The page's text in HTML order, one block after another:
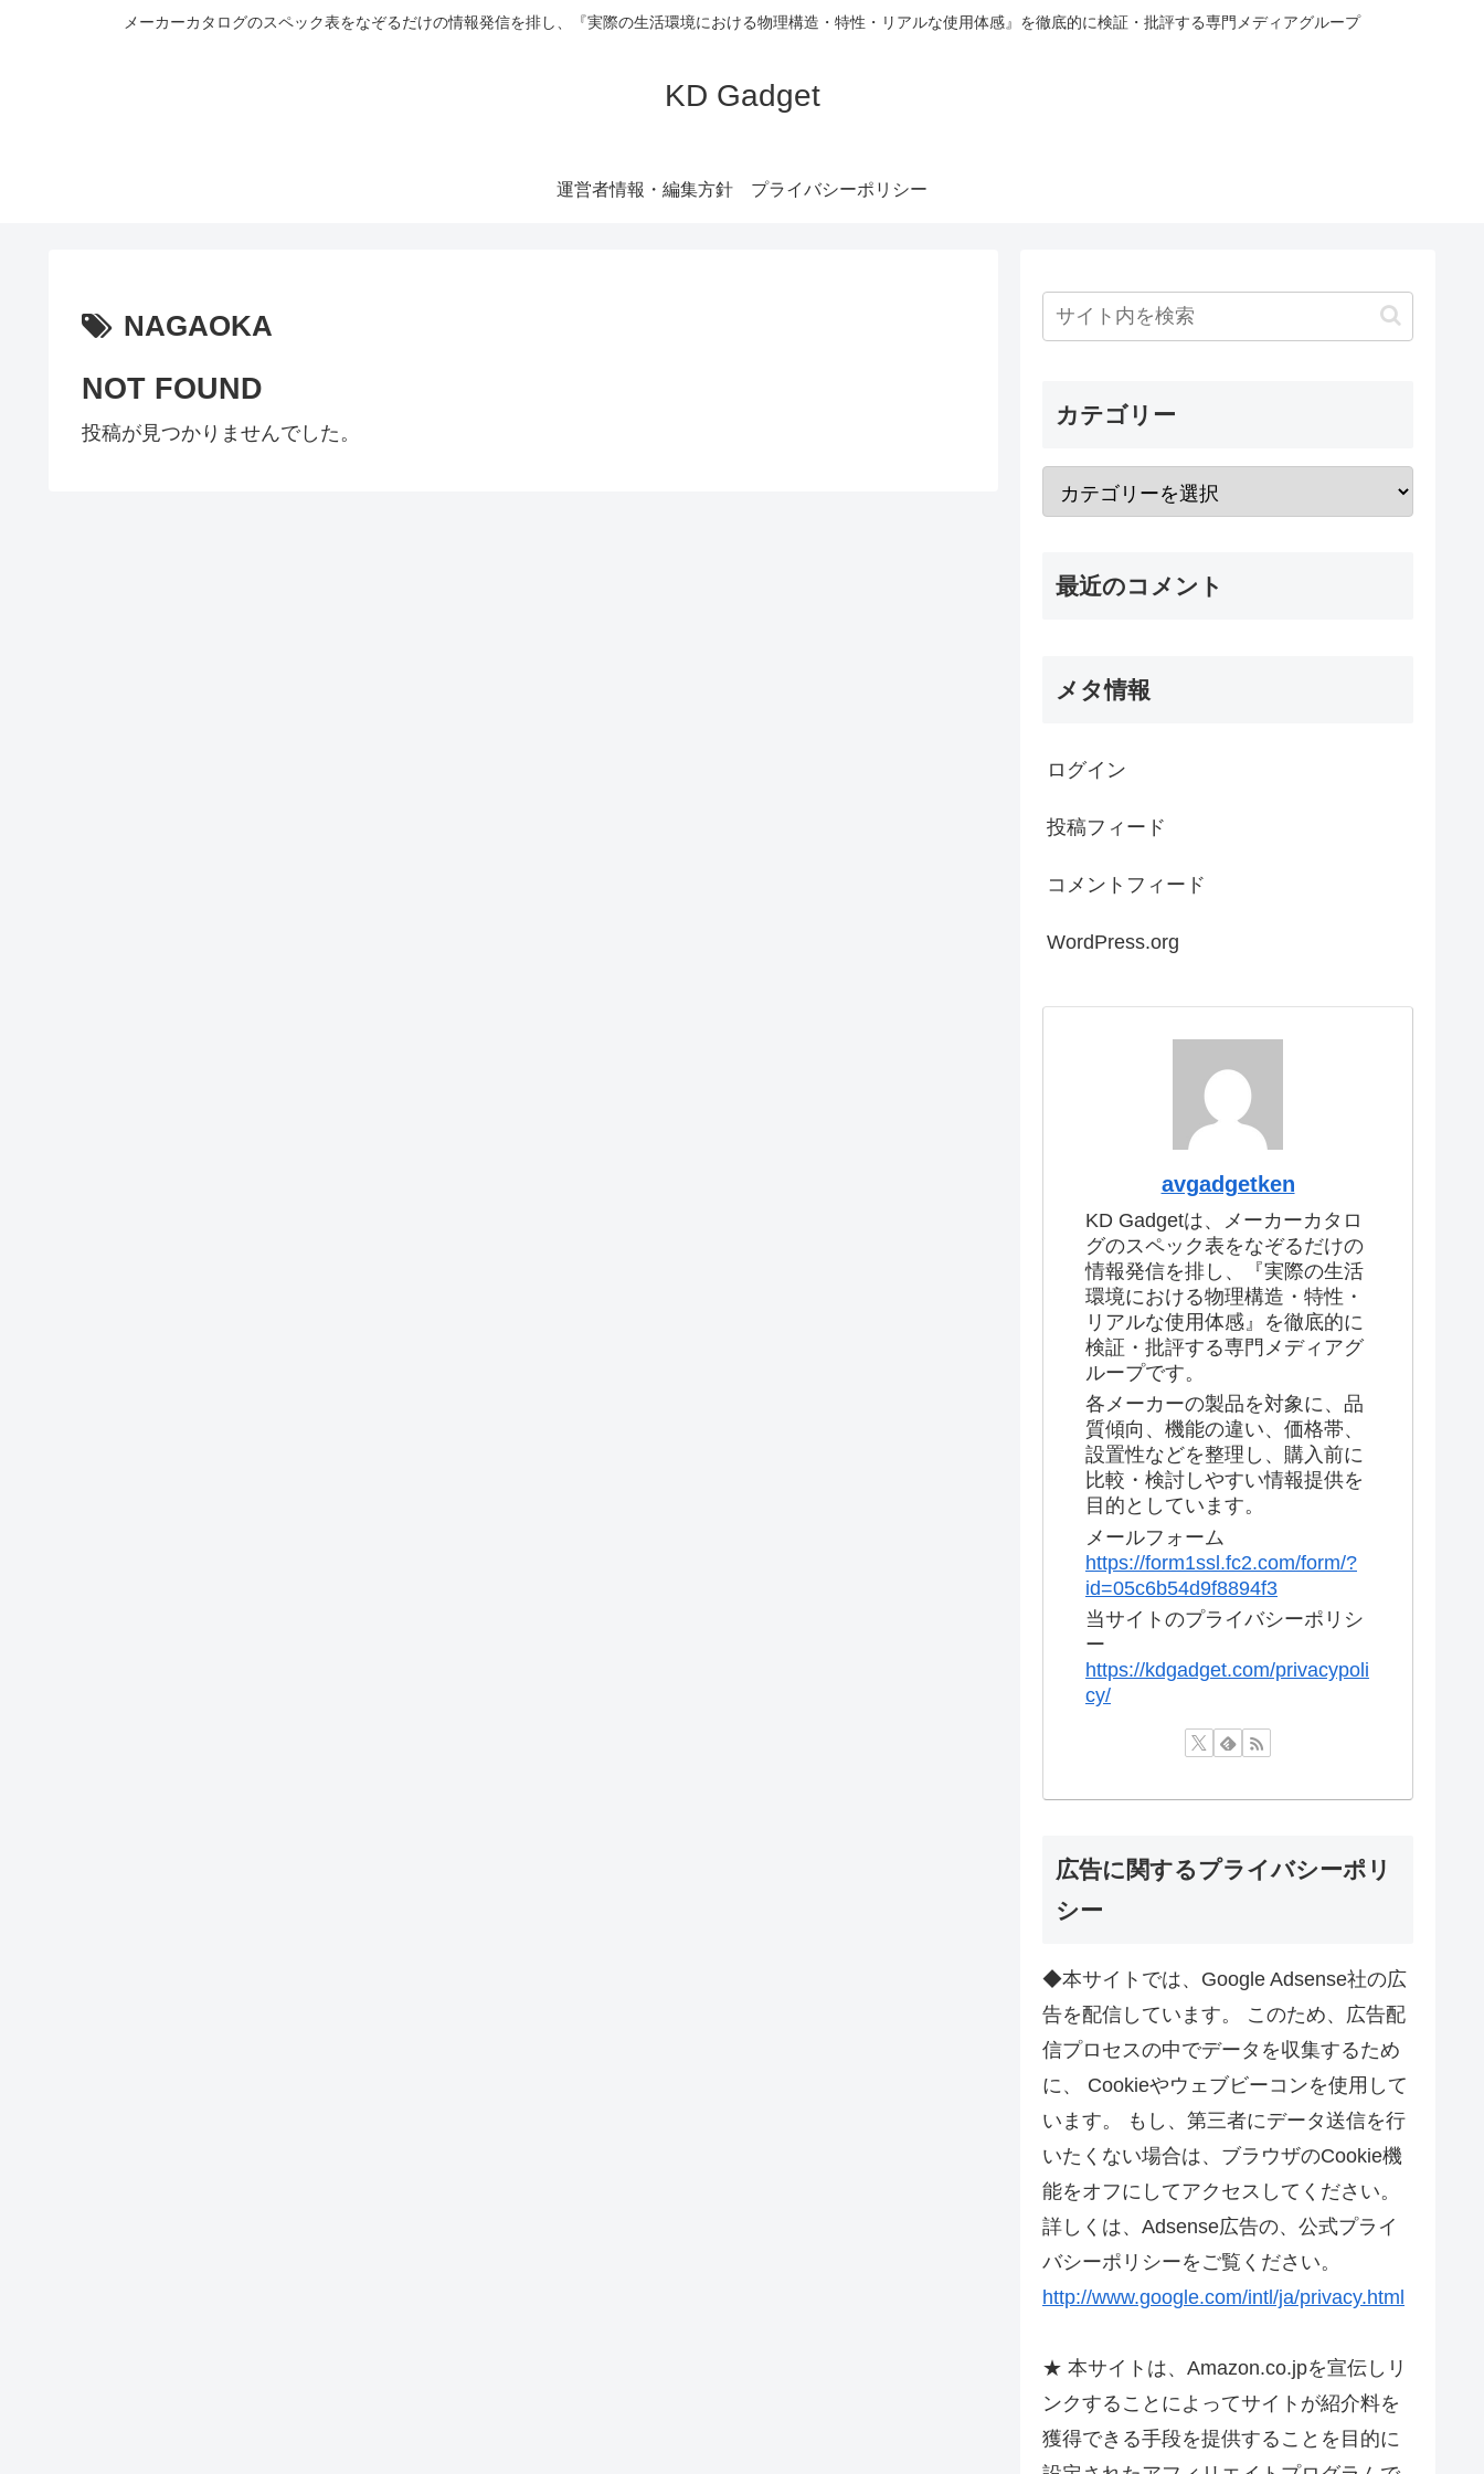
メーカーカタログのスペック表をなぞるだけの情報発信を排し、『実際の生活環境における物理構造・特性・リアルな使用体感』を徹底的に検証・批評する専門メディアグループ
KD Gadget
運営者情報・編集方針 プライバシーポリシー
NAGAOKA
NOT FOUND
投稿が見つかりませんでした。
カテゴリー
最近のコメント
メタ情報
ログイン
投稿フィード
コメントフィード
WordPress.org
avgadgetken
KD Gadgetは、メーカーカタロ
グのスペック表をなぞるだけの
情報発信を排し、『実際の生活
環境における物理構造・特性・
リアルな使用体感』を徹底的に
検証・批評する専門メディアグ
ループです。
各メーカーの製品を対象に、品
質傾向、機能の違い、価格帯、
設置性などを整理し、購入前に
比較・検討しやすい情報提供を
目的としています。
メールフォーム
https://form1ssl.fc2.com/form/?
id=05c6b54d9f8894f3
当サイトのプライバシーポリシ
ー
https://kdgadget.com/privacypoli
cy/
広告に関するプライバシーポリ
シー
◆本サイトでは、Google Adsense社の広
告を配信しています。 このため、広告配
信プロセスの中でデータを収集するため
に、 Cookieやウェブビーコンを使用して
います。 もし、第三者にデータ送信を行
いたくない場合は、ブラウザのCookie機
能をオフにしてアクセスしてください。
詳しくは、Adsense広告の、公式プライ
バシーポリシーをご覧ください。
http://www.google.com/intl/ja/privacy.html
★ 本サイトは、Amazon.co.jpを宣伝しリ
ンクすることによってサイトが紹介料を
獲得できる手段を提供することを目的に